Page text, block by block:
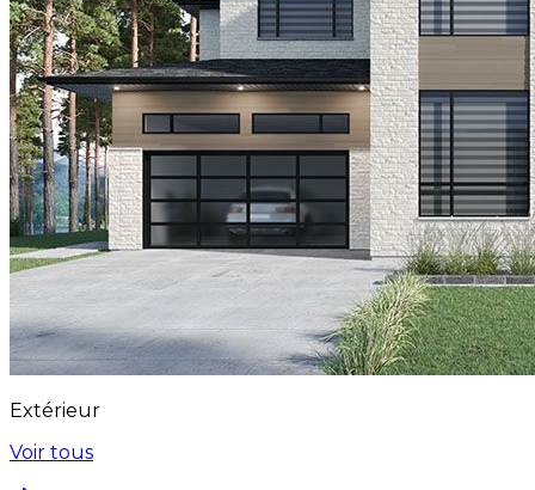
Extérieur
Voir tous